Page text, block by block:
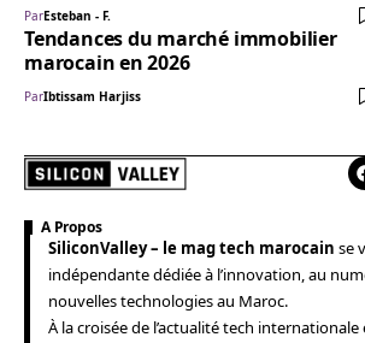
ParEsteban - F.
Tendances du marché immobilier
marocain en 2026
ParIbtissam Harjiss
A Propos
SiliconValley – le mag tech marocain se
indépendante dédiée à l’innovation, au
nouvelles technologies au Maroc.
À la croisée de l’actualité tech